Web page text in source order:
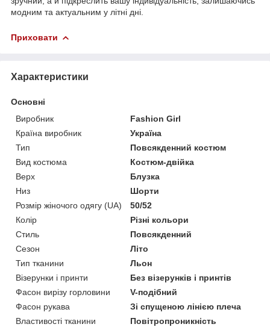
модним та актуальним у літні дні.
Приховати
Характеристики
Основні
Виробник
Fashion Girl
Країна виробник
Україна
Тип
Повсякденний костюм
Вид костюма
Костюм-двійка
Верх
Блузка
Низ
Шорти
Розмір жіночого одягу (UA)
50/52
Колір
Різні кольори
Стиль
Повсякденний
Сезон
Літо
Тип тканини
Льон
Візерунки і принти
Без візерунків і принтів
Фасон вирізу горловини
V-подібний
Фасон рукава
Зі спущеною лінією плеча
Властивості тканини
Повітропроникність